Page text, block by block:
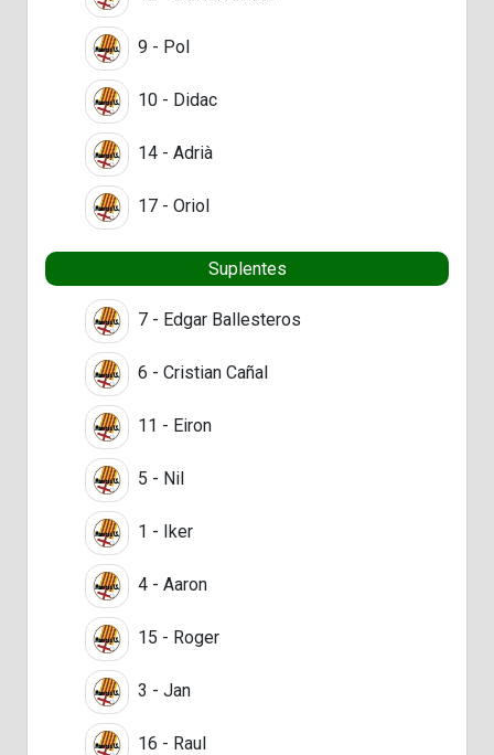
9 - Pol
10 - Didac
14 - Adrià
17 - Oriol
Suplentes
7 - Edgar Ballesteros
6 - Cristian Cañal
11 - Eiron
5 - Nil
1 - Iker
4 - Aaron
15 - Roger
3 - Jan
16 - Raul